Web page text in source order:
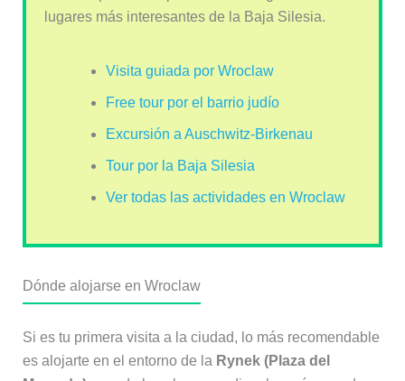
lugares más interesantes de la Baja Silesia.
Visita guiada por Wroclaw
Free tour por el barrio judío
Excursión a Auschwitz-Birkenau
Tour por la Baja Silesia
Ver todas las actividades en Wroclaw
Dónde alojarse en Wroclaw
Si es tu primera visita a la ciudad, lo más recomendable
es alojarte en el entorno de la Rynek (Plaza del